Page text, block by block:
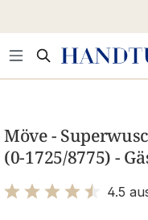
Möve -
(0-1725/8775) -
4.5